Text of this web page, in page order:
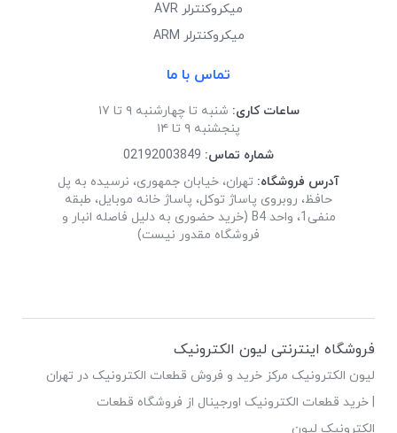
میکروکنترلر AVR
میکروکنترلر ARM
تماس با ما
ساعات کاری: شنبه تا چهارشنبه ۹ تا ۱۷
پنجشنبه ۹ تا ۱۴
شماره تماس: 02192003849
آدرس فروشگاه: تهران، خیابان جمهوری، نرسیده به پل
حافظ، روبروی پاساژ توکل، پاساژ خانه موبایل، طبقه
منفی1، واحد B4 (خرید حضوری به دلیل فاصله انبار و
فروشگاه مقدور نیست)
فروشگاه اینترنتی لیون الکترونیک
لیون الکترونیک مرکز خرید و فروش قطعات الکترونیک در تهران
| خرید قطعات الکترونیک اورجینال از فروشگاه قطعات
الکترونیک لیون